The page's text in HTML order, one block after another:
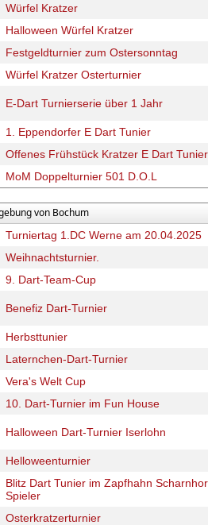
Würfel Kratzer
Halloween Würfel Kratzer
Festgeldturnier zum Ostersonntag
Würfel Kratzer Osterturnier
E-Dart Turnierserie über 1 Jahr
1. Eppendorfer E Dart Tunier
Offenes Frühstück Kratzer E Dart Tunier
MoM Doppelturnier 501 D.O.L
von Bochum
Turniertag 1.DC Werne am 20.04.2025
Weihnachtsturnier.
9. Dart-Team-Cup
Benefiz Dart-Turnier
Herbsttunier
Laternchen-Dart-Turnier
Vera's Welt Cup
10. Dart-Turnier im Fun House
Halloween Dart-Turnier Iserlohn
Helloweenturnier
Blitz Dart Tunier im Zapfhahn
Spieler
Osterkratzerturnier